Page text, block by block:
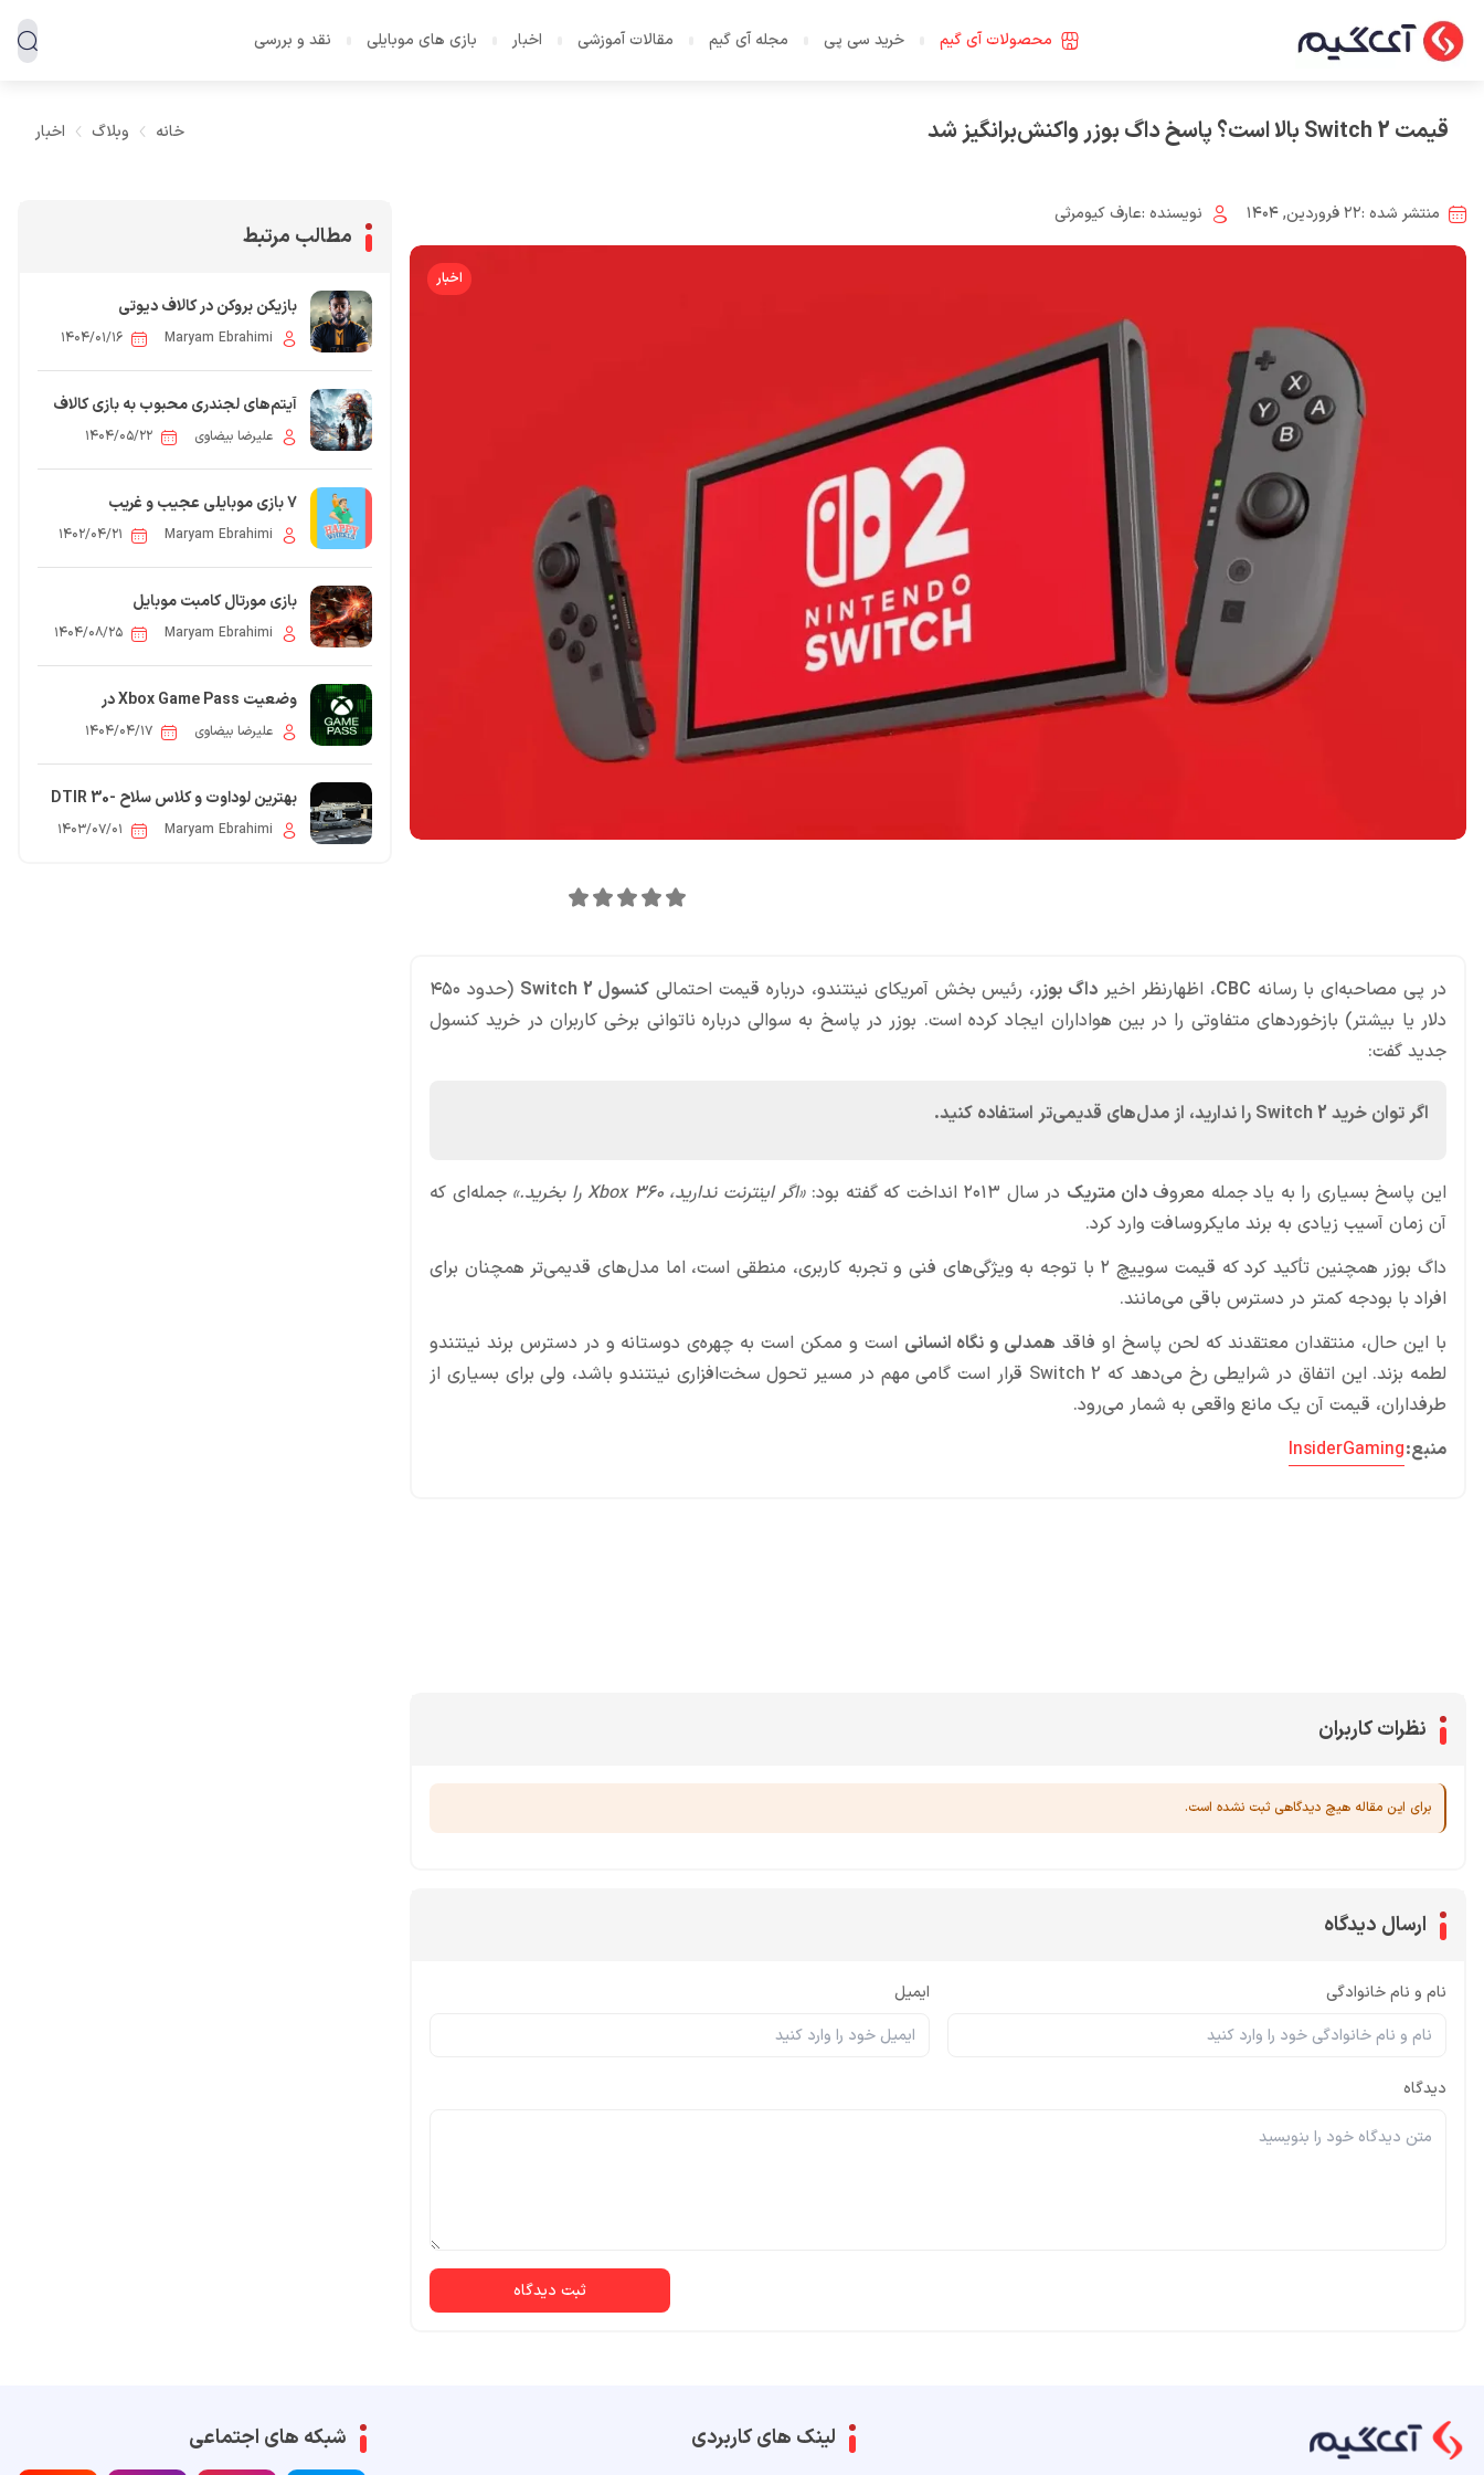
محصولات آی گیم خرید سی پی مجله آی گیم مقالات آموزشی اخبار بازی های موبایلی نقد و بررسی
قیمت Switch 2 بالا است؟ پاسخ داگ بوزر واکنش‌برانگیز شد خانه وبلاگ اخبار
منتشر شده :۲۲ فروردین, ۱۴۰۴ نویسنده :عارف کیومرثی
اخبار
در پی مصاحبه‌ای با رسانه CBC، اظهارنظر اخیر داگ بوزر، رئیس بخش آمریکای نینتندو، درباره قیمت احتمالی کنسول Switch 2
(حدود ۴۵۰
دلار یا بیشتر) بازخوردهای متفاوتی را در بین هواداران ایجاد کرده است. بوزر در پاسخ به سوالی درباره ناتوانی برخی کاربران در خرید کنسول
جدید گفت:
اگر توان خرید Switch 2 را ندارید، از مدل‌های قدیمی‌تر استفاده کنید.
این پاسخ بسیاری را به یاد جمله معروفدان متریک در سال ۲۰۱۳ انداخت که گفته بود: «اگر اینترنت ندارید، Xbox 360 را بخرید.»
جمله‌ای که
آن زمان آسیب زیادی به برند مایکروسافت وارد کرد.
داگ بوزر همچنین تأکید کرد که قیمت سوییچ ۲ با توجه به ویژگی‌های فنی و تجربه کاربری، منطقی است، اما مدل‌های قدیمی‌تر همچنان برای
افراد با بودجه کمتر در دسترس باقی می‌مانند.
با این حال، منتقدان معتقدند که لحن پاسخ او فاقد همدلی و نگاه انسانی است و ممکن است به چهره‌ی دوستانه و در دسترس برند نینتندو
لطمه بزند. این اتفاق در شرایطی رخ می‌دهد که Switch 2 قرار است گامی مهم در مسیر تحول سخت‌افزاری نینتندو باشد، ولی برای بسیاری از
طرفداران، قیمت آن یک مانع واقعی به شمار می‌رود.
منبع:InsiderGaming
نظرات کاربران
برای این مقاله هیچ دیدگاهی ثبت نشده است.
ارسال دیدگاه
نام و نام خانوادگی ایمیل
دیدگاه
ثبت دیدگاه
مطالب مرتبط
بازیکن بروکن در کالاف دیوتی
Maryam Ebrahimi ۱۴۰۴/۰۱/۱۶
آیتم‌های لجندری محبوب به بازی کالاف
دیوتی موبایل برمی‌گردند
علیرضا بیضاوی ۱۴۰۴/۰۵/۲۲
7 بازی موبایلی عجیب و غریب
Maryam Ebrahimi ۱۴۰۲/۰۴/۲۱
بازی مورتال کامبت موبایل
Maryam Ebrahimi ۱۴۰۴/۰۸/۲۵
وضعیت Xbox Game Pass در
مایکروسافت: سودده اما نه برای همه
علیرضا بیضاوی ۱۴۰۴/۰۴/۱۷
بهترین لوداوت و کلاس سلاح DTIR 30-
06 در مدرن وارفیر 3
Maryam Ebrahimi ۱۴۰۳/۰۷/۰۱
لینک های کاربردی شبکه های اجتماعی